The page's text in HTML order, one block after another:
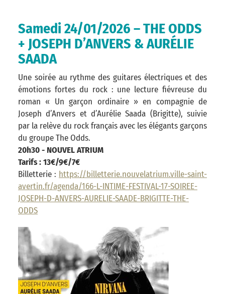
Samedi 24/01/2026 – THE ODDS
+ JOSEPH D’ANVERS & AURÉLIE
SAADA
Une soirée au rythme des guitares électriques et des
émotions fortes du rock : une lecture fiévreuse du
roman « Un garçon ordinaire » en compagnie de
Joseph d’Anvers et d’Aurélie Saada (Brigitte), suivie
par la relève du rock français avec les élégants garçons
du groupe The Odds.
20h30 - NOUVEL ATRIUM
Tarifs : 13€/9€/7€
Billetterie : https://billetterie.nouvelatrium.ville-saint-
avertin.fr/agenda/166-L-INTIME-FESTIVAL-17-SOIREE-
JOSEPH-D-ANVERS-AURELIE-SAADE-BRIGITTE-THE-
ODDS